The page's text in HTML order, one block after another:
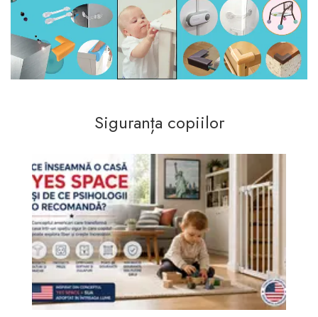
Siguranța copiilor